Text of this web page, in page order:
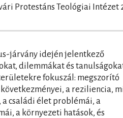
Protestáns Teológiai Intézet
járvány idején jelentkező
dilemmákat és
fokuszál: megszorító
a reziliencia,
családi élet problémái, a
a környezeti hatások, és